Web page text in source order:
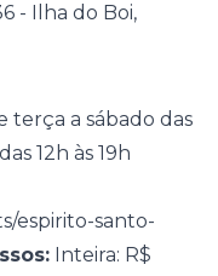
- Ilha do Boi,
terça a sábado das
12h às 19h
espirito-santo-
Inteira: R$